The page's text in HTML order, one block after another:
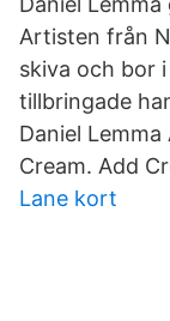
Artisten från
skiva och bor
tillbringade
Daniel
Cream. Add
Lane kort